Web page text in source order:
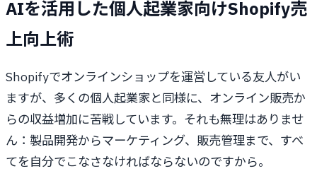
AIを活用した個人起業家向けShopify売
上向上術
Shopifyでオンラインショップを運営している友人がい
ますが、多くの個人起業家と同様に、オンライン販売か
らの収益増加に苦戦しています。それも無理はありませ
ん：製品開発からマーケティング、販売管理まで、すべ
てを自分でこなさなければならないのですから。